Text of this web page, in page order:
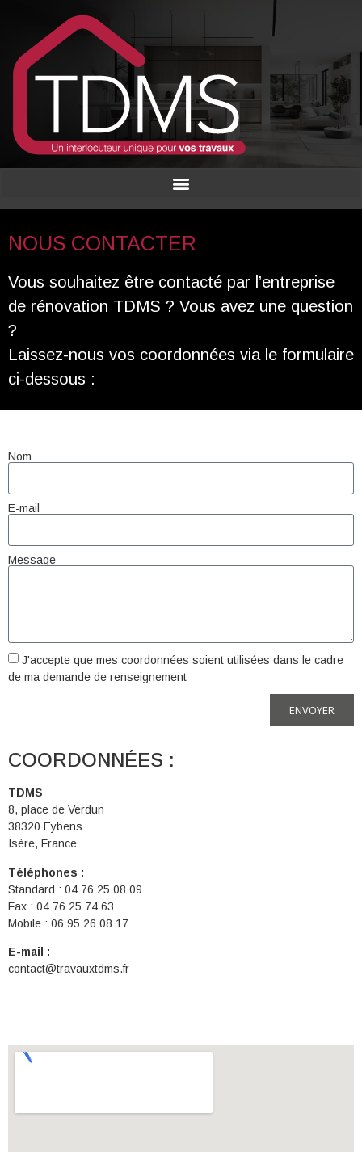
NOUS CONTACTER
Vous souhaitez être contacté par l’entreprise
de rénovation TDMS ? Vous avez une question
?
Laissez-nous vos coordonnées via le formulaire
ci-dessous :
Nom
E-mail
Message
J'accepte que mes coordonnées soient utilisées dans le cadre
de ma demande de renseignement
ENVOYER
COORDONNÉES :
TDMS
8, place de Verdun
38320 Eybens
Isère, France
Téléphones :
Standard : 04 76 25 08 09
Fax : 04 76 25 74 63
Mobile : 06 95 26 08 17
E-mail :
contact@travauxtdms.fr